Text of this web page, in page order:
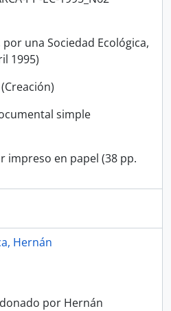
por una Sociedad Ecológica,
1995)
simple
impreso en papel (38 pp.
Hernán
por Hernán